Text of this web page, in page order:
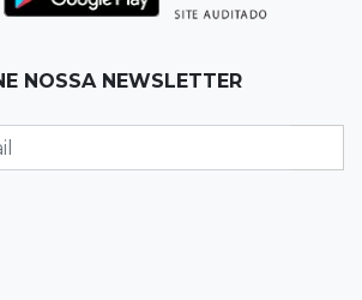
justiça por eletricista morto por
NOSSA NEWSLETTER